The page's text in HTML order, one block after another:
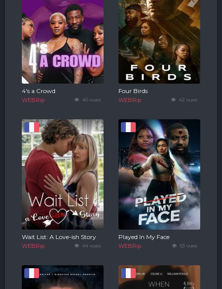
40 vues
4's a Crowd
WEBRip 42 vues
Four Birds
WEBRip
44 vues
Wait List: A Love-ish Story
WEBRip 53 vues
Played In My Face
WEBRip